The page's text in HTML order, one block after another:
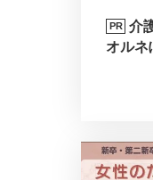
PR
介
オルネ